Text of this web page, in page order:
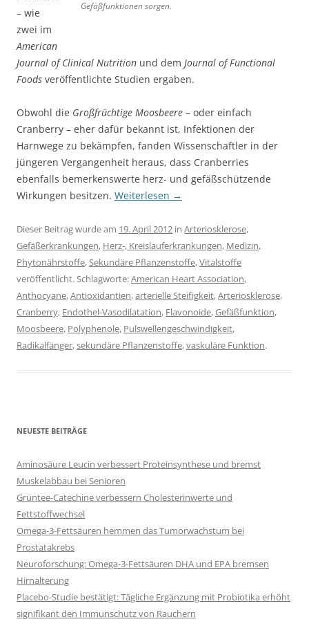
Gefäßfunktionen sorgen.
– wie
zwei im
American
Journal of Clinical Nutrition und dem Journal of Functional
Foods veröffentlichte Studien ergaben.
Obwohl die Großfrüchtige Moosbeere – oder einfach
Cranberry – eher dafür bekannt ist, Infektionen der
Harnwege zu bekämpfen, fanden Wissenschaftler in der
jüngeren Vergangenheit heraus, dass Cranberries
ebenfalls bemerkenswerte herz- und gefäßschützende
Wirkungen besitzen. Weiterlesen →
Dieser Beitrag wurde am 19. April 2012 in Arteriosklerose,
Gefäßerkrankungen, Herz-, Kreislauferkrankungen, Medizin,
Phytonährstoffe,Sekundäre Pflanzenstoffe,Vitalstoffe
veröffentlicht. Schlagworte:American Heart Association,
Anthocyane,Antioxidantien,arterielle Steifigkeit,Arteriosklerose,
Cranberry, Endothel-Vasodilatation, Flavonoide,Gefäßfunktion,
Moosbeere, Polyphenole, Pulswellengeschwindigkeit,
Radikalfänger,sekundäre Pflanzenstoffe,vaskuläre Funktion.
NEUESTE BEITRÄGE
Aminosäure Leucin verbessert Proteinsynthese und bremst
Muskelabbau bei Senioren
Grüntee-Catechine verbessern Cholesterinwerte und
Fettstoffwechsel
Omega-3-Fettsäuren hemmen das Tumorwachstum bei
Prostatakrebs
Neuroforschung: Omega-3-Fettsäuren DHA und EPA bremsen
Hirnalterung
Placebo-Studie bestätigt: Tägliche Ergänzung mit Probiotika erhöht
signifikant den Immunschutz von Rauchern